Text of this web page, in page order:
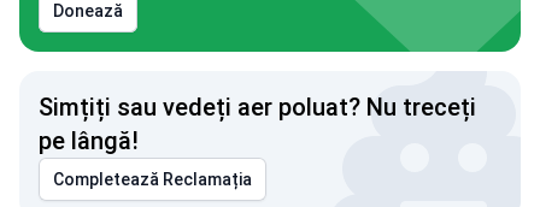
Donează
Simțiți sau vedeți aer poluat? Nu treceți
pe lângă!
Completează Reclamația